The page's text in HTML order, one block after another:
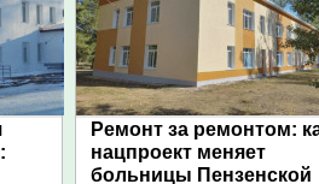
Ремонт за ремонтом:
нацпроект меняет
больницы Пензенской